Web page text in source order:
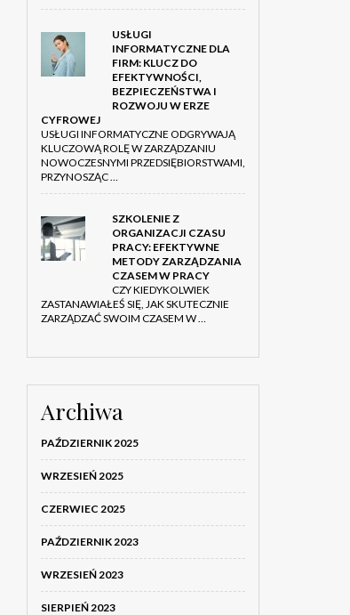
USŁUGI
INFORMATYCZNE DLA
FIRM: KLUCZ DO
EFEKTYWNOŚCI,
BEZPIECZEŃSTWA I
ROZWOJU W ERZE
CYFROWEJ
USŁUGI INFORMATYCZNE ODGRYWAJĄ
KLUCZOWĄ ROLĘ W ZARZĄDZANIU
NOWOCZESNYMI PRZEDSIĘBIORSTWAMI,
PRZYNOSZĄC …
SZKOLENIE Z
ORGANIZACJI CZASU
PRACY: EFEKTYWNE
METODY ZARZĄDZANIA
CZASEM W PRACY
CZY KIEDYKOLWIEK
ZASTANAWIAŁEŚ SIĘ, JAK SKUTECZNIE
ZARZĄDZAĆ SWOIM CZASEM W …
Archiwa
PAŹDZIERNIK 2025
WRZESIEŃ 2025
CZERWIEC 2025
PAŹDZIERNIK 2023
WRZESIEŃ 2023
SIERPIEŃ 2023